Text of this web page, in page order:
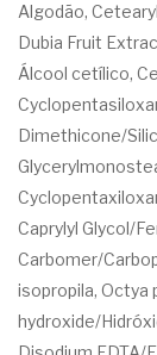
Algodão,
Dubia Fruit
Álcool cetílico,
Dimethicone/
Caprylyl Glycol/
Carbomer/
isopropila, Octya
hydroxide/